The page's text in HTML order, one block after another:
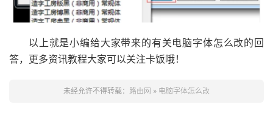
以上就是小编给大家带来的有关电脑字体怎么改的回
答，更多资讯教程大家可以关注卡饭哦！
未经允许不得转载： 路由网 » 电脑字体怎么改